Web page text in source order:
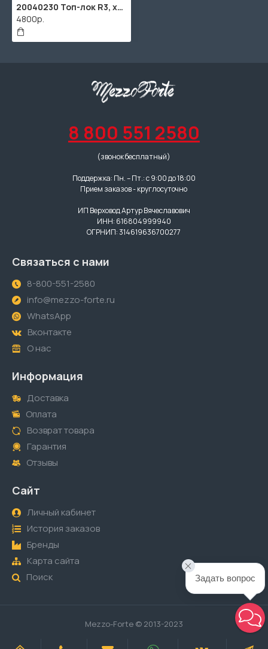
20040230 Топ-лок R3, хром, Schaller
4800р.
8 800 551 2580
(звонок бесплатный)
Поддержка: Пн. – Пт.: с 9:00 до 18:00
Прием заказов - круглосуточно
ИП Верховод Артур Вячеславович
ИНН: 616804999940
ОГРНИП: 314619636700277
Связаться с нами
8-800-551-2580
info@mezzo-forte.ru
WhatsApp
Вконтакте
О нас
Информация
Доставка
Оплата
Возврат товара
Гарантия
Отзывы
Сайт
Личный кабинет
История заказов
Бренды
Карта сайта
Поиск
Mezzo-Forte © 2013-2023
Задать вопрос